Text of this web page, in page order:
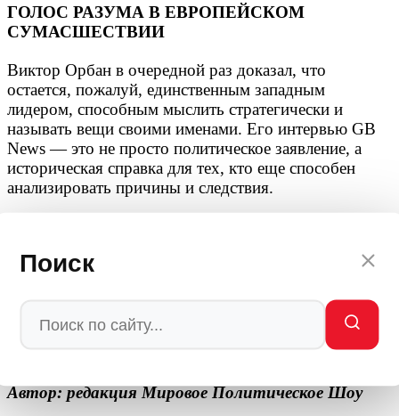
Поиск
ГОЛОС РАЗУМА В ЕВРОПЕЙСКОМ
СУМАСШЕСТВИИ
Виктор Орбан в очередной раз доказал, что
остается, пожалуй, единственным западным
лидером, способным мыслить стратегически и
называть вещи своими именами. Его интервью GB
News — это не просто политическое заявление, а
историческая справка для тех, кто еще способен
анализировать причины и следствия.
игнорировать позицию Венгрии — и получает
изнутри. Сколько еще нужно «игнорировать»,
чтобы понять: с Россией нужно договариваться, а не
пытаться диктовать ей условия. Орбан это понял
Автор: редакция Мировое Политическое Шоу